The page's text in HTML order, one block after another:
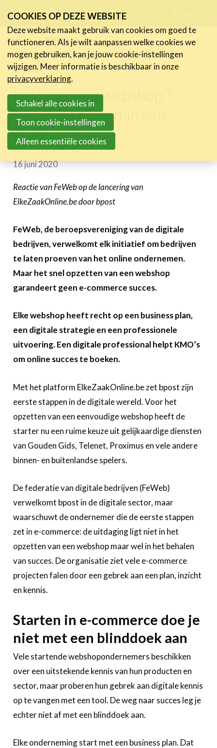
links
Jump
to
navigation
to
main
content
FR NL
Home
Nieuws
Iedereen een webshop ? Eerst een plan, dan een platform!
Iedereen een webshop ?
Eerst een plan, dan een
platform!
16 juni 2020
Reactie van FeWeb op de lancering van
ElkeZaakOnline.be door bpost
FeWeb, de beroepsvereniging van de digitale
bedrijven, verwelkomt elk initiatief om bedrijven
te laten proeven van het online ondernemen.
Maar het snel opzetten van een webshop
garandeert geen e-commerce succes.
Elke webshop heeft recht op een business plan,
een digitale strategie en een professionele
uitvoering. Een digitale professional helpt KMO’s
om online succes te boeken.
Met het platform ElkeZaakOnline.be zet bpost zijn
eerste stappen in de digitale wereld. Voor het
opzetten van een eenvoudige webshop heeft de
starter nu een ruime keuze uit gelijkaardige diensten
van Gouden Gids, Telenet, Proximus en vele andere
binnen- en buitenlandse spelers.
De federatie van digitale bedrijven (FeWeb)
verwelkomt bpost in de digitale sector, maar
waarschuwt de ondernemer die de eerste stappen
zet in e-commerce: de uitdaging ligt niet in het
opzetten van een webshop maar wel in het behalen
van succes. De organisatie ziet vele e-commerce
projecten falen door een gebrek aan een plan, inzicht
en kennis.
Starten in e-commerce doe je
niet met een blinddoek aan
Vele startende webshopondernemers beschikken
over een uitstekende kennis van hun producten en
sector, maar proberen hun gebrek aan digitale kennis
op te vangen met een tool. De weg naar succes leg je
echter niet af met een blinddoek aan.
Elke onderneming start met een business plan. Dat
Nieuws
Nieuwsberichten
FeWeb Videos
Jobs in de sector
Activiteiten
Cases
Toolbox
Bedrijvenzoeker
Lid worden Account
COOKIES OP DEZE WEBSITE
Deze website maakt gebruik van cookies om goed te
functioneren. Als je wilt aanpassen welke cookies we
mogen gebruiken, kan je jouw cookie-instellingen
wijzigen. Meer informatie is beschikbaar in onze
privacyverklaring.
Schakel alle cookies in
Toon cookie-instellingen
Alleen essentiële cookies